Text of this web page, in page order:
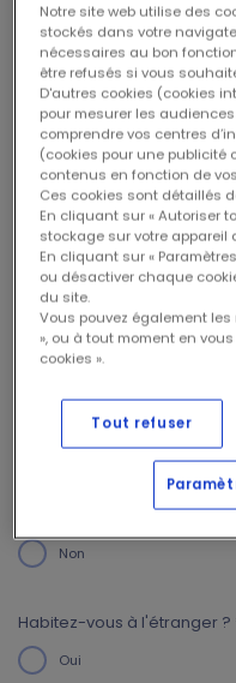
Numéro national *
Je ne
E-mail *
GSM *
Non
Habitez-vous à l'étranger ?
Oui
Notre site web utilise des
stockés dans votre
nécessaires au bon
être refusés si vous
D'autres cookies (cookies
pour mesurer les
comprendre vos centres
(cookies pour une publicité
contenus en fonction de
Ces cookies sont détaillés
En cliquant sur « Autoriser
stockage sur votre appareil
En cliquant sur «
ou désactiver chaque
du site.
Vous pouvez également
», ou à tout moment en
cookies ».
Tout refuser